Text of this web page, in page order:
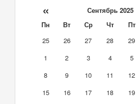
« Сентябрь 2025
Пн Вт Ср Чт Пт
25
26 27 28 29
1
2 3 4 5
8
9 10 11 12
15
16 17 18 19